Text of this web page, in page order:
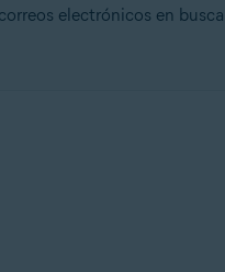
electrónicos en